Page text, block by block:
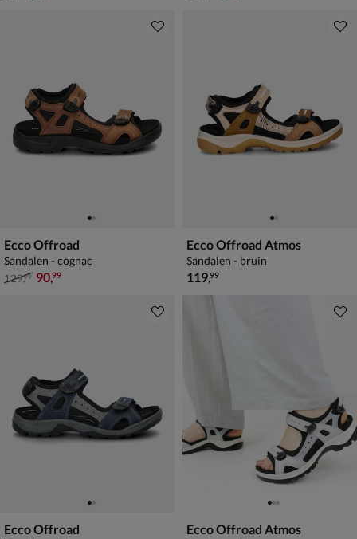
Ecco Offroad
Sandalen - cognac
van € 129,99 voor € 90,99
129,99 90,99
Ecco Offroad Atmos
Sandalen - bruin
€ 119,99
119,99
Ecco Offroad Ecco Offroad Atmos